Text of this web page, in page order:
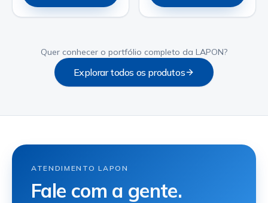
Quer conhecer o portfólio completo da LAPON?
Explorar todos os produtos
ATENDIMENTO LAPON
Fale com a gente.